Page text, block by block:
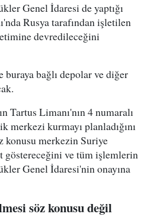
Genel İdaresi de yaptığı
Rusya tarafından işletilen
devredileceğini
bağlı depolar ve diğer
Tartus Limanı'nın 4 numaralı
kurmayı planladığını
merkezin Suriye
göstereceğini ve tüm işlemlerin
Genel İdaresi'nin onayına
söz konusu değil